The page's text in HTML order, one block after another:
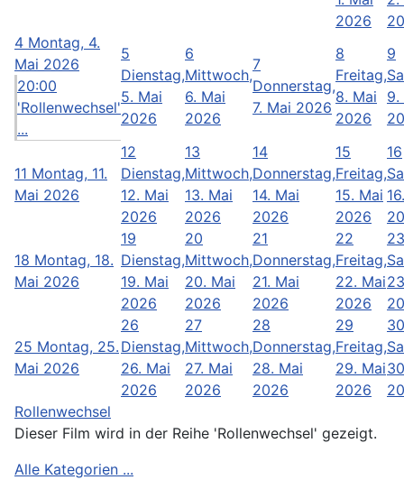
2026
4 Montag, 4.
Mai 2026
20:00
'Rollenwechsel'
...
5
Dienstag,
5. Mai
2026
6
Mittwoch,
6. Mai
2026
7
Donnerstag,
7. Mai 2026
8
Freitag,
8. Mai
2026
9
9.
11 Montag, 11.
Mai 2026
12
Dienstag,
12. Mai
2026
13
Mittwoch,
13. Mai
2026
14
Donnerstag,
14. Mai
2026
15
Freitag,
15. Mai
2026
16
18 Montag, 18.
Mai 2026
19
Dienstag,
19. Mai
2026
20
Mittwoch,
20. Mai
2026
21
Donnerstag,
21. Mai
2026
22
Freitag,
22. Mai
2026
23
25 Montag, 25.
Mai 2026
26
Dienstag,
26. Mai
2026
27
Mittwoch,
27. Mai
2026
28
Donnerstag,
28. Mai
2026
29
Freitag,
29. Mai
2026
30
Rollenwechsel
Dieser Film wird in der Reihe 'Rollenwechsel' gezeigt.
Alle Kategorien ...